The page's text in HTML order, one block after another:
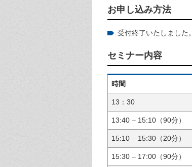
お申し込み方法
受付終了いたしました。
セミナー内容
時間
13：30
13:40 – 15:10（90分）
15:10 – 15:30（20分）
15:30 – 17:00（90分）